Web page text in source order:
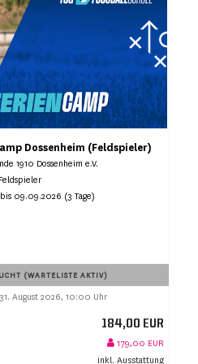
Dossenheim (Feldspieler)
1910 Dossenheim e.V.
09.09.2026 (3 Tage)
(WARTELISTE AKTIV)
August 2026, 10:00 Uhr
184,00 EUR
179,00 EUR
inkl. Ausstattung